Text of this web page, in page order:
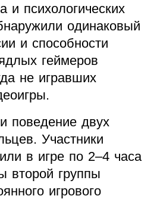
и психологических
одинаковый
и способности
геймеров
не игравших
поведение двух
Участники
в игре по 2–4 часа
второй группы
игрового